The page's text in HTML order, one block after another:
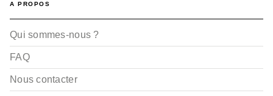
A PROPOS
Qui sommes-nous ?
FAQ
Nous contacter